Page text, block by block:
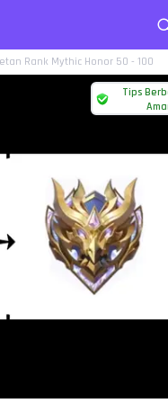
Rank Mythic Honor 50 - 100
Tips